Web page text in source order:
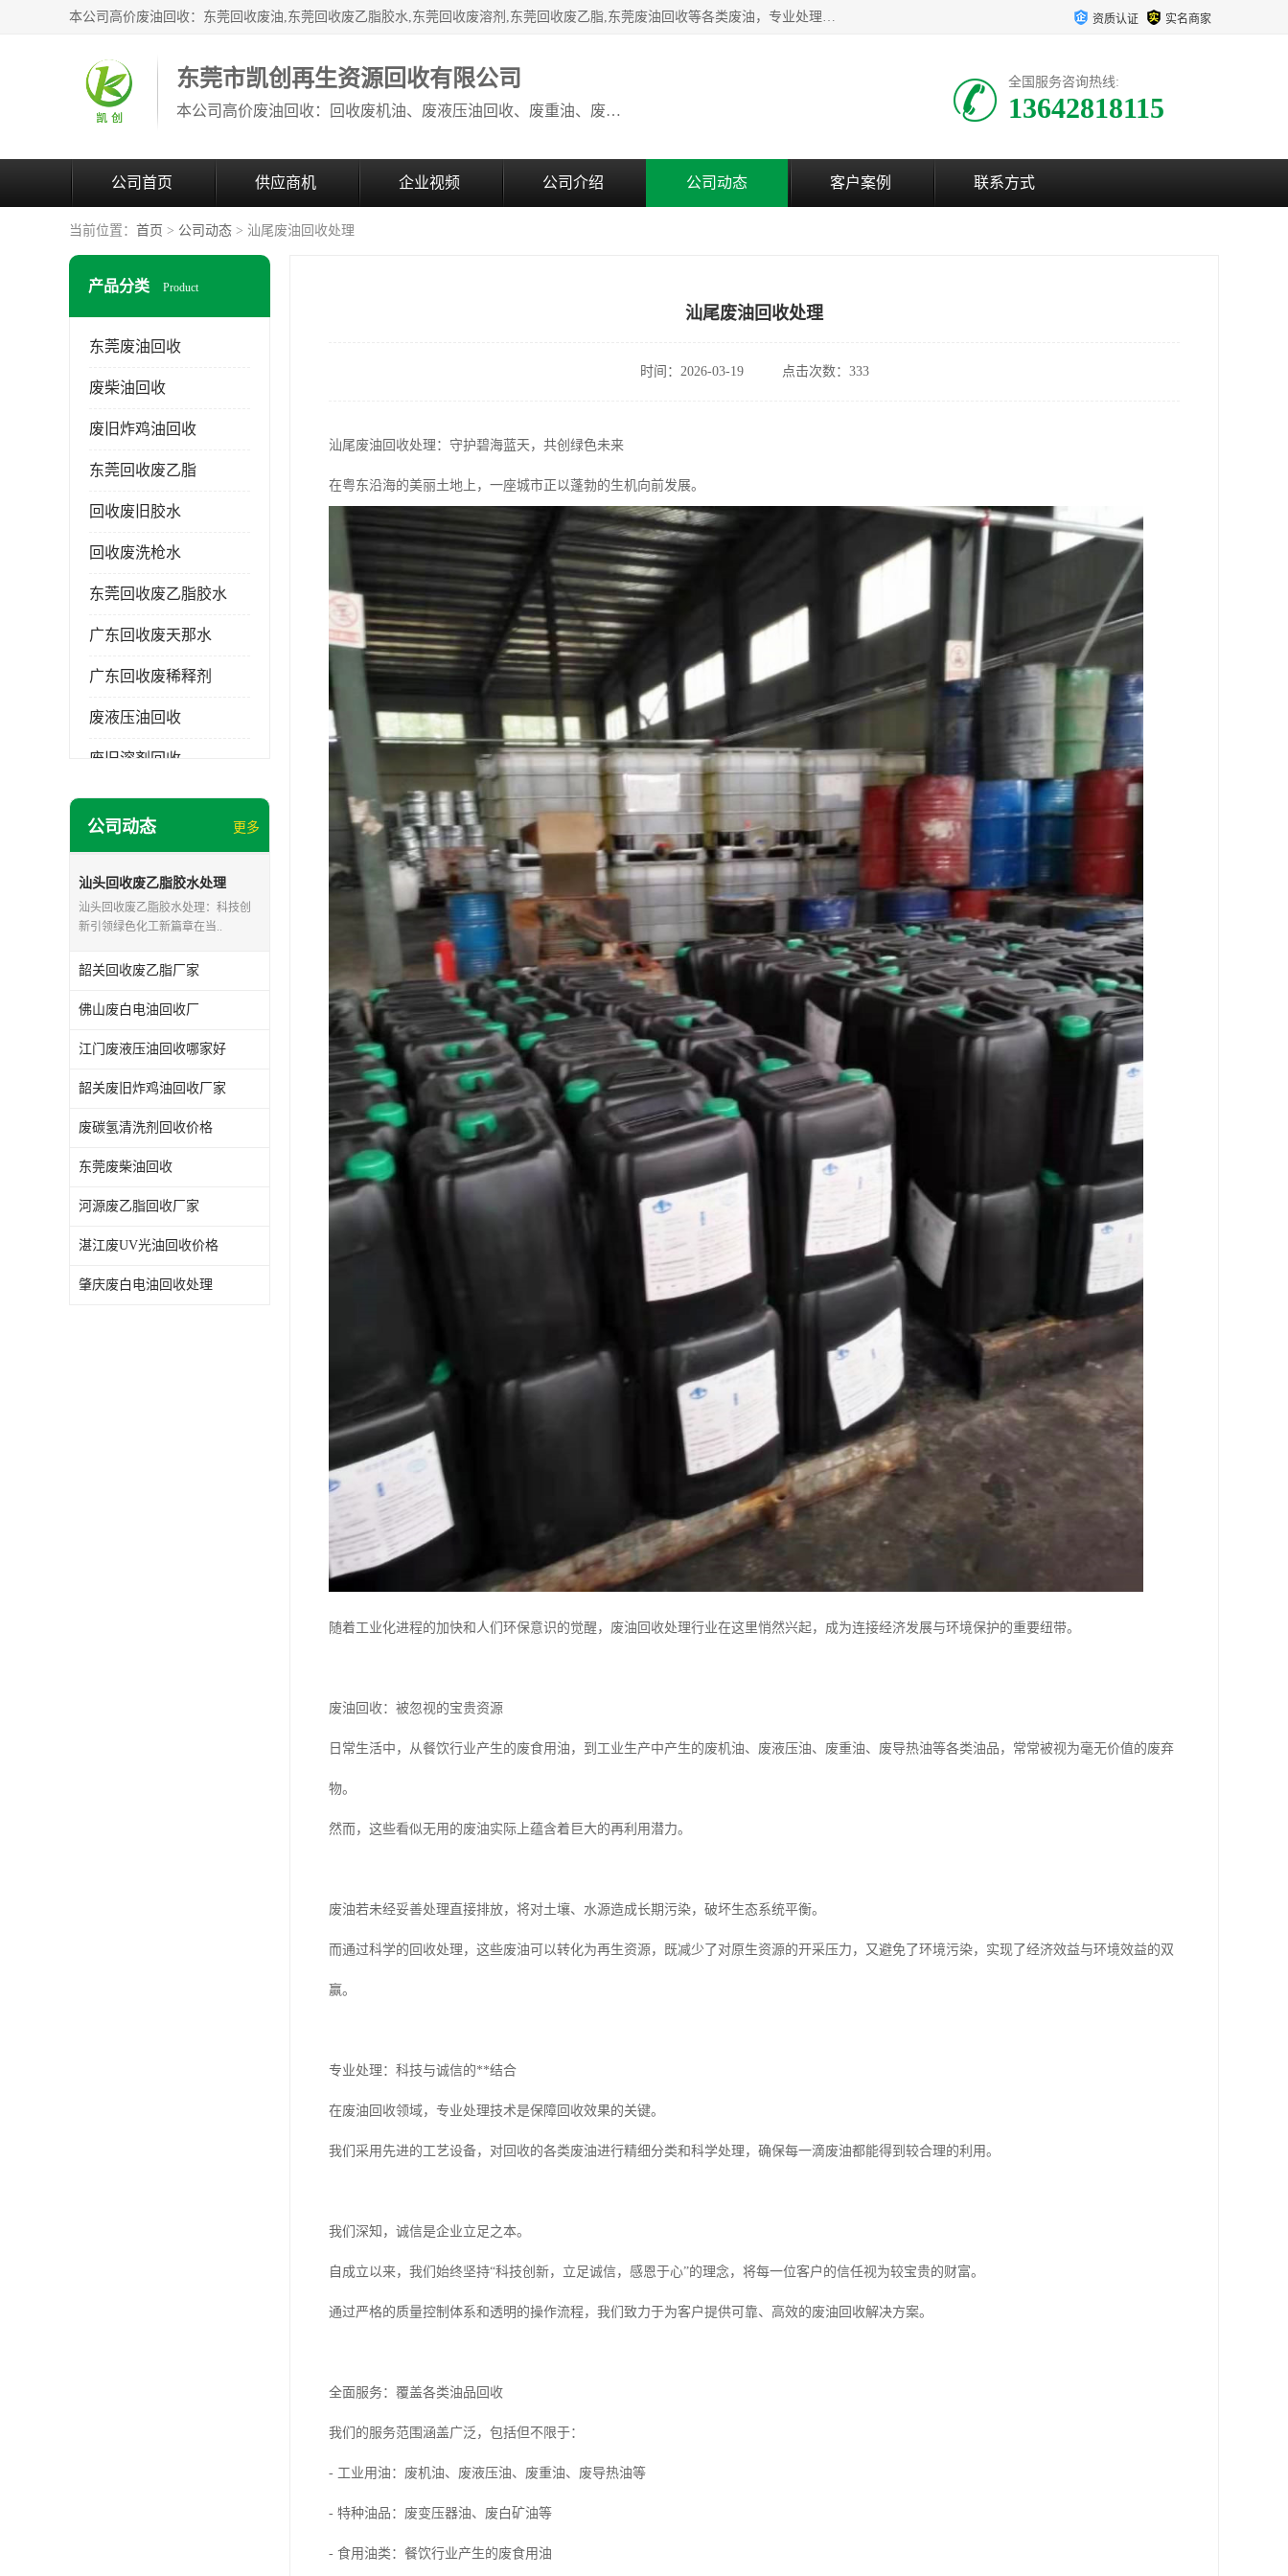
本公司高价废油回收：东莞回收废油,东莞回收废乙脂胶水,东莞回收废溶剂,东莞回收废乙脂,东莞废油回收等各类废油，专业处理从事化工产品研发与销售的综合型高科技服务性企业。我公司自成立以来，一直秉承“科技创新，立足诚信，感恩于心”的理念，力求设计与客户合作共赢的局面。在广大新老客户的大力支持下，我公司员工经过不懈努力，公司已快速发展成为国内知名化工企业。 资质认证 实名商家
东莞市凯创再生资源回收有限公司
本公司高价废油回收：回收废机油、废液压油回收、废重油、废食用油回收、废导热油、废、废油漆、废UV光油、废清、废白矿油、废变压器油
全国服务咨询热线:
13642818115
公司首页 供应商机 企业视频 公司介绍 公司动态 客户案例 联系方式
当前位置： 首页 > 公司动态 > 汕尾废油回收处理
产品分类 Product
东莞废油回收
废柴油回收
废旧炸鸡油回收
东莞回收废乙脂
回收废旧胶水
回收废洗枪水
东莞回收废乙脂胶水
广东回收废天那水
广东回收废稀释剂
废液压油回收
废旧溶剂回收
东莞回收废溶剂
废三氯乙烯回收
废混合溶剂回收
废UV光油回收
废仲丁脂回收
废洗机水回收
废清洗剂回收
废环己酮回收
废固化剂回收
废白电油回收
废油渣回收
废油漆回收
公司动态 更多
汕头回收废乙脂胶水处理
汕头回收废乙脂胶水处理：科技创
新引领绿色化工新篇章在当..
韶关回收废乙脂厂家
佛山废白电油回收厂
江门废液压油回收哪家好
韶关废旧炸鸡油回收厂家
废碳氢清洗剂回收价格
东莞废柴油回收
河源废乙脂回收厂家
湛江废UV光油回收价格
肇庆废白电油回收处理
汕尾废油回收处理
时间：2026-03-19 点击次数：333
汕尾废油回收处理：守护碧海蓝天，共创绿色未来
在粤东沿海的美丽土地上，一座城市正以蓬勃的生机向前发展。
随着工业化进程的加快和人们环保意识的觉醒，废油回收处理行业在这里悄然兴起，成为连接经济发展与环境保护的重要纽带。
废油回收：被忽视的宝贵资源
日常生活中，从餐饮行业产生的废食用油，到工业生产中产生的废机油、废液压油、废重油、废导热油等各类油品，常常被视为毫无价值的废弃
物。
然而，这些看似无用的废油实际上蕴含着巨大的再利用潜力。
废油若未经妥善处理直接排放，将对土壤、水源造成长期污染，破坏生态系统平衡。
而通过科学的回收处理，这些废油可以转化为再生资源，既减少了对原生资源的开采压力，又避免了环境污染，实现了经济效益与环境效益的双
赢。
专业处理：科技与诚信的**结合
在废油回收领域，专业处理技术是保障回收效果的关键。
我们采用先进的工艺设备，对回收的各类废油进行精细分类和科学处理，确保每一滴废油都能得到较合理的利用。
我们深知，诚信是企业立足之本。
自成立以来，我们始终坚持“科技创新，立足诚信，感恩于心”的理念，将每一位客户的信任视为较宝贵的财富。
通过严格的质量控制体系和透明的操作流程，我们致力于为客户提供可靠、高效的废油回收解决方案。
全面服务：覆盖各类油品回收
我们的服务范围涵盖广泛，包括但不限于：
- 工业用油：废机油、废液压油、废重油、废导热油等
- 特种油品：废变压器油、废白矿油等
- 食用油类：餐饮行业产生的废食用油